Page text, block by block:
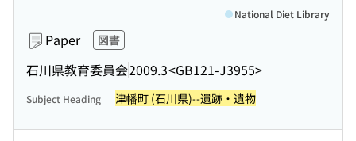
Paper 図書
石川県教育委員会2009.3<GB121-J3955>
National Diet Library
Subject Heading 津幡町 (石川県)--遺跡・遺物